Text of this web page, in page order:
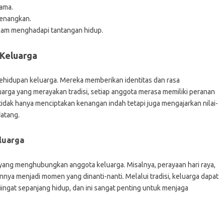
menghadapi tantangan hidup.
keluarga. Mereka memberikan identitas dan rasa
yang merayakan tradisi, setiap anggota merasa memiliki peranan
hanya menciptakan kenangan indah tetapi juga mengajarkan nilai-
menghubungkan anggota keluarga. Misalnya, perayaan hari raya,
menjadi momen yang dinanti-nanti. Melalui tradisi, keluarga dapat
sepanjang hidup, dan ini sangat penting untuk menjaga